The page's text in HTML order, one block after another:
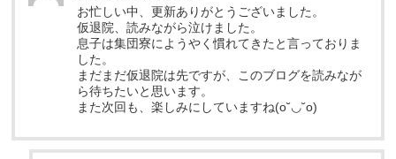
お忙しい中、更新ありがとうございました。
仮退院、読みながら泣けました。
息子は集団寮にようやく慣れてきたと言っておりま
した。
まだまだ仮退院は先ですが、このブログを読みなが
ら待ちたいと思います。
また次回も、楽しみにしていますね(o˘◡˘o)